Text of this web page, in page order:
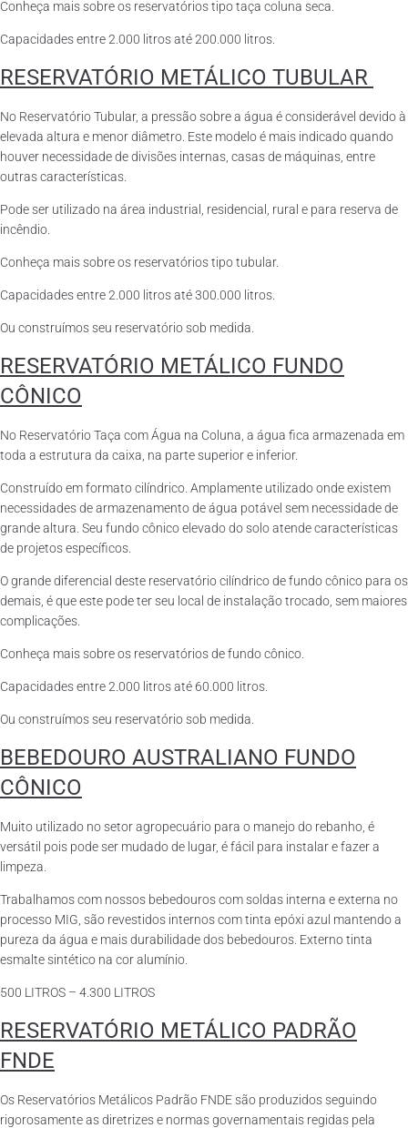
Conheça mais sobre os reservatórios tipo taça coluna seca.
Capacidades entre 2.000 litros até 200.000 litros.
RESERVATÓRIO METÁLICO TUBULAR
No Reservatório Tubular, a pressão sobre a água é considerável devido à
elevada altura e menor diâmetro. Este modelo é mais indicado quando
houver necessidade de divisões internas, casas de máquinas, entre
outras características.
Pode ser utilizado na área industrial, residencial, rural e para reserva de
incêndio.
Conheça mais sobre os reservatórios tipo tubular.
Capacidades entre 2.000 litros até 300.000 litros.
Ou construímos seu reservatório sob medida.
RESERVATÓRIO METÁLICO FUNDO
CÔNICO
No Reservatório Taça com Água na Coluna, a água fica armazenada em
toda a estrutura da caixa, na parte superior e inferior.
Construído em formato cilíndrico. Amplamente utilizado onde existem
necessidades de armazenamento de água potável sem necessidade de
grande altura. Seu fundo cônico elevado do solo atende características
de projetos específicos.
O grande diferencial deste reservatório cilíndrico de fundo cônico para os
demais, é que este pode ter seu local de instalação trocado, sem maiores
complicações.
Conheça mais sobre os reservatórios de fundo cônico.
Capacidades entre 2.000 litros até 60.000 litros.
Ou construímos seu reservatório sob medida.
BEBEDOURO AUSTRALIANO FUNDO
CÔNICO
Muito utilizado no setor agropecuário para o manejo do rebanho, é
versátil pois pode ser mudado de lugar, é fácil para instalar e fazer a
limpeza.
Trabalhamos com nossos bebedouros com soldas interna e externa no
processo MIG, são revestidos internos com tinta epóxi azul mantendo a
pureza da água e mais durabilidade dos bebedouros. Externo tinta
esmalte sintético na cor alumínio.
500 LITROS – 4.300 LITROS
RESERVATÓRIO METÁLICO PADRÃO
FNDE
Os Reservatórios Metálicos Padrão FNDE são produzidos seguindo
rigorosamente as diretrizes e normas governamentais regidas pela